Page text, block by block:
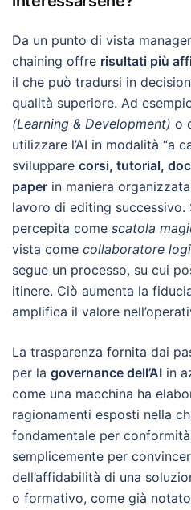
Da un punto di vista
chaining offre risultati più
il che può tradursi in
qualità superiore. Ad
(Learning & Development) o
utilizzare l’AI in modalità “a
sviluppare corsi, tutorial,
paper in maniera
lavoro di editing successivo.
percepita come scatola
vista come collaboratore
segue un processo, su cui
itinere. Ciò aumenta la
amplifica il valore
La trasparenza fornita dai
per la governance dell’AI in
come una macchina ha
ragionamenti esposti nella
fondamentale per
semplicemente per
dell’affidabilità di una
o formativo, come già